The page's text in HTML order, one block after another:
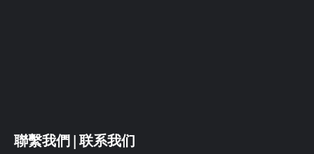
聯繫我們 | 联系我们